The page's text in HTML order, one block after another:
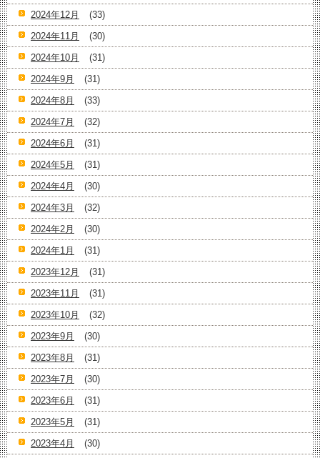
2024年12月
(33)
2024年11月
(30)
2024年10月
(31)
2024年9月
(31)
2024年8月
(33)
2024年7月
(32)
2024年6月
(31)
2024年5月
(31)
2024年4月
(30)
2024年3月
(32)
2024年2月
(30)
2024年1月
(31)
2023年12月
(31)
2023年11月
(31)
2023年10月
(32)
2023年9月
(30)
2023年8月
(31)
2023年7月
(30)
2023年6月
(31)
2023年5月
(31)
2023年4月
(30)